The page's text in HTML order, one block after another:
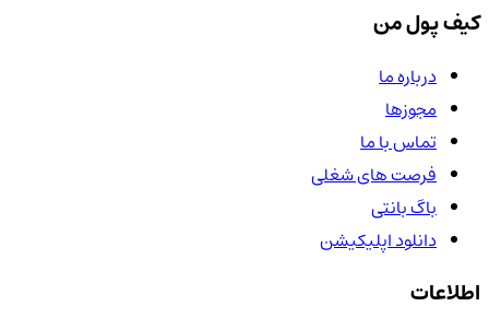
کیف پول من
درباره ما
مجوزها
تماس با ما
فرصت های شغلی
باگ بانتی
دانلود اپلیکیشن
اطلاعات